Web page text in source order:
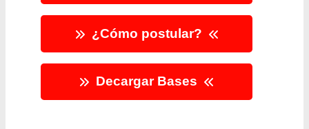
¿Cómo postular?
Decargar Bases